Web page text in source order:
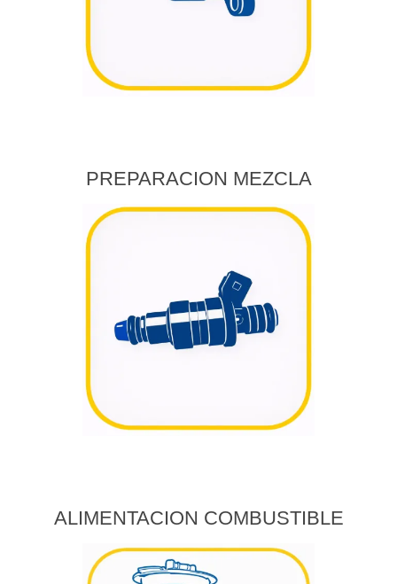
PREPARACION MEZCLA
ALIMENTACION COMBUSTIBLE